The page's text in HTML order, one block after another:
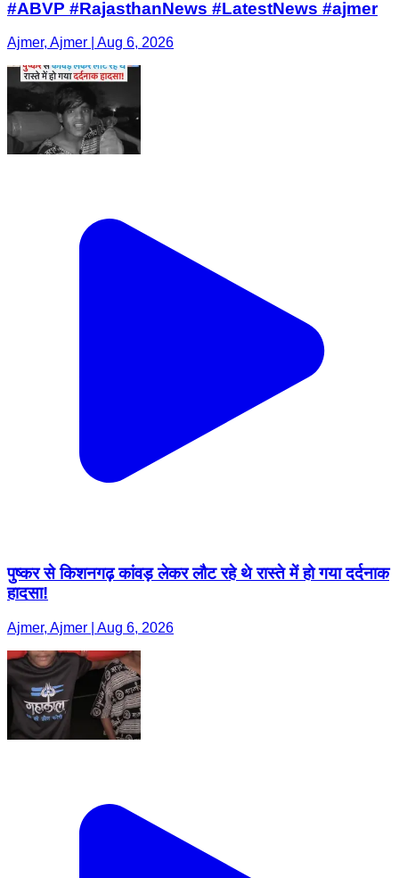
#ABVP #RajasthanNews #LatestNews #ajmer
Ajmer, Ajmer | Aug 6, 2026
पुष्कर से किशनगढ़ कांवड़ लेकर लौट रहे थे रास्ते में हो गया दर्दनाक
हादसा!
Ajmer, Ajmer | Aug 6, 2026